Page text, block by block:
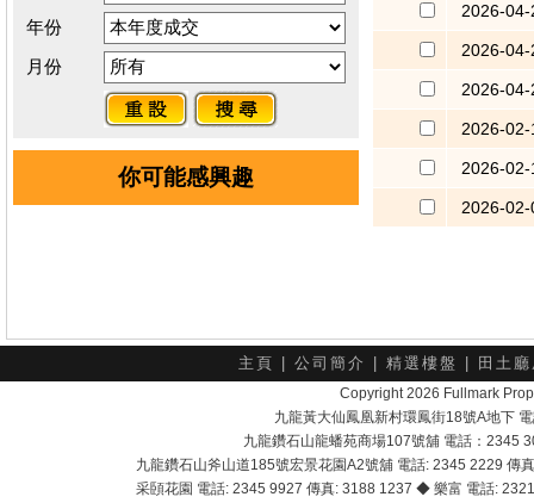
年份
月份
你可能感興趣
2026-04-
2026-04-
2026-04-
2026-02-
2026-02-
2026-02-
主頁 公司簡介 精選樓盤 田土
Copyright 2026 Fullmark
九龍黃大仙鳳凰新村環鳳街18號A地下
九龍鑽石山龍蟠苑商場107號舖 電話：2345
九龍鑽石山斧山道185號宏景花園A2號舖 電話: 2345 2229
采頣花園 電話: 2345 9927 傳真: 3188 1237 ◆ 樂富 電話: